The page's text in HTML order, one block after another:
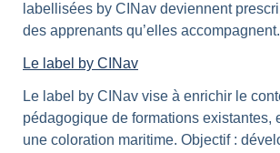
labellisées by CINav deviennent
des apprenants qu’elles accompagnent.
Le label by CINav
Le label by CINav vise à enrichir le
pédagogique de formations existantes,
une coloration maritime. Objectif :